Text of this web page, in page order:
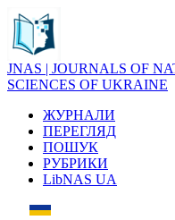
JNAS | JOURNALS OF
SCIENCES OF UKRAINE
ЖУРНАЛИ
ПЕРЕГЛЯД
ПОШУК
РУБРИКИ
LibNAS UA